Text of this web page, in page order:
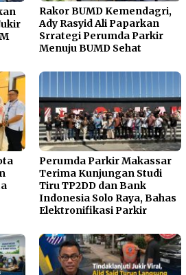
Rakor BUMD Kemendagri,
Ady Rasyid Ali Paparkan
Srrategi Perumda Parkir
Menuju BUMD Sehat
Perumda Parkir Makassar
Terima Kunjungan Studi
Tiru TP2DD dan Bank
Indonesia Solo Raya, Bahas
Elektronifikasi Parkir